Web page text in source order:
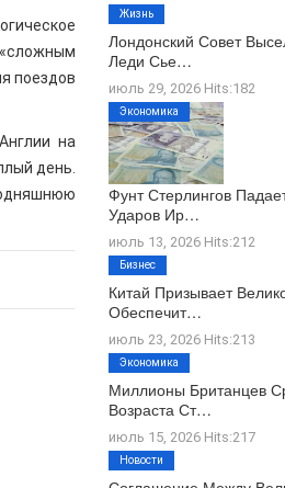
поездов
на
день.
Лондонский Совет
Леди Сье…
июль 29, 2026 Hits:182
Жизнь
Фунт Стерлингов
Ударов Ир…
июль 13, 2026 Hits:212
Экономика
Китай Призывает
Обеспечит…
июль 23, 2026 Hits:213
Бизнес
Миллионы Британцев
Возраста Ст…
июль 15, 2026 Hits:217
Экономика
Новости